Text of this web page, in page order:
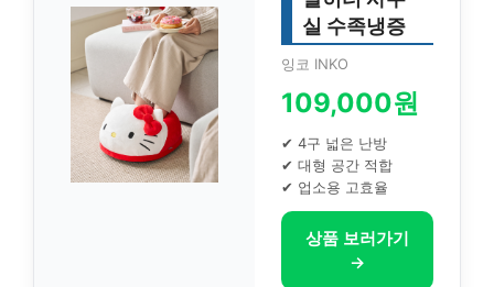
실 수족냉증
잉코 INKO
109,000원
✔ 4구 넓은 난방
✔ 대형 공간 적합
✔ 업소용 고효율
상품 보러가기
→